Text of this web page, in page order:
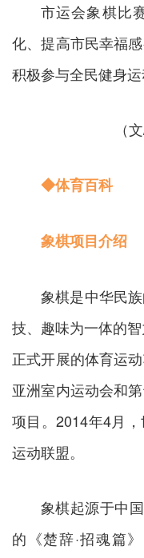
市运会象棋比
化、提高市民幸福
积极参与全民健身
（
◆体育百科
象棋项目介绍
象棋是中华民
技、趣味为一体的
正式开展的体育运
亚洲室内运动会和
项目。2014年4月
运动联盟。
象棋起源于中
的《楚辞·招魂篇